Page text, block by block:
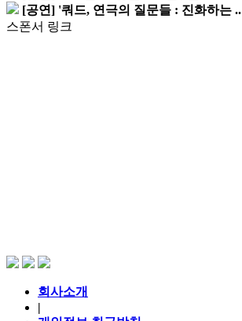
[공연] '쿼드, 연극의 질문들 : 진화하는 ..
스폰서 링크
회사소개
|